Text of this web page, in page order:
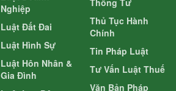
Nghiệp
Luật Đất Đai
Luật Hình Sự
Luật Hôn Nhân &
Gia Đình
Thủ Tục Hành
Chính
Tin Pháp Luật
Tư Vấn Luật Thuế
Văn Bản Pháp